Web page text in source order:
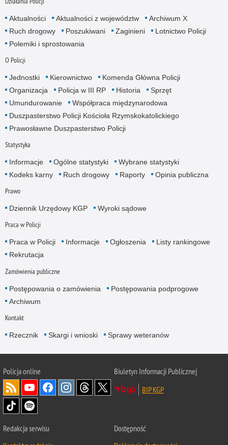
Aktualności Aktualności z województw
Archiwum X
Ruch drogowy
Poszukiwani Zaginieni
Lotnictwo Policji
Polemiki i sprostowania
O Policji
Jednostki Kierownictwo
Komenda Główna Policji
Organizacja
Policja w III RP Historia
Sprzęt
Umundurowanie
Współpraca międzynarodowa
Duszpasterstwo Policji Kościoła Rzymskokatolickiego
Prawosławne Duszpasterstwo Policji
Statystyka
Informacje Ogólne statystyki
Wybrane statystyki
Kodeks karny
Ruch drogowy Raporty Opinia publiczna
Prawo
Dziennik Urzędowy KGP Wyroki sądowe
Praca w Policji
Praca w Policji Informacje Ogłoszenia
Listy rankingowe
Rekrutacja
Zamówienia publiczne
Postępowania o zamówienia
Postępowania podprogowe
Archiwum
Kontakt
Rzecznik Skargi i wnioski Sprawy weteranów
Policjaonline
Biuletyn Informacji Publicznej
BIP KGP
Redakcja serwisu
Dostępność